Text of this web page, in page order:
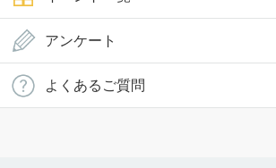
アンケート
よくあるご質問